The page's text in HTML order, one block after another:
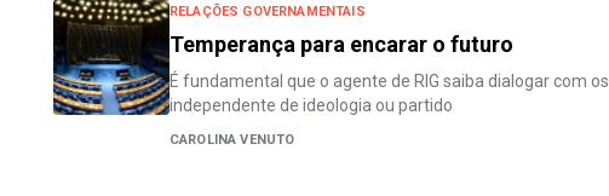
RELAÇÕES GOVERNAMENTAIS
Temperança para encarar o futuro
É fundamental que o agente de RIG saiba dialogar com
independente de ideologia ou partido
CAROLINA VENUTO